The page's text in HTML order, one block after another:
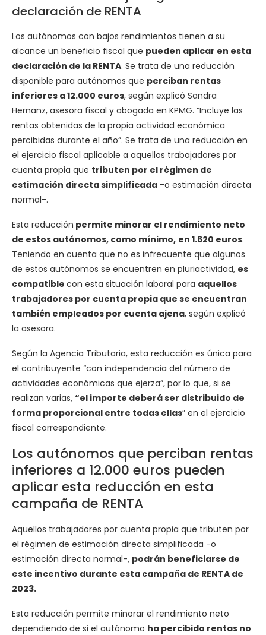
declaración de RENTA
Los autónomos con bajos rendimientos tienen a su
alcance un beneficio fiscal que pueden aplicar en esta
declaración de la RENTA. Se trata de una reducción
disponible para autónomos que perciban rentas
inferiores a 12.000 euros, según explicó Sandra
Hernanz, asesora fiscal y abogada en KPMG. “Incluye las
rentas obtenidas de la propia actividad económica
percibidas durante el año”. Se trata de una reducción en
el ejercicio fiscal aplicable a aquellos trabajadores por
cuenta propia que tributen por el régimen de
estimación directa simplificada -o estimación directa
normal-.
Esta reducción permite minorar el rendimiento neto
de estos autónomos, como mínimo, en 1.620 euros.
Teniendo en cuenta que no es infrecuente que algunos
de estos autónomos se encuentren en pluriactividad, es
compatible con esta situación laboral para aquellos
trabajadores por cuenta propia que se encuentran
también empleados por cuenta ajena, según explicó
la asesora.
Según la Agencia Tributaria, esta reducción es única para
el contribuyente “con independencia del número de
actividades económicas que ejerza”, por lo que, si se
realizan varias, “el importe deberá ser distribuido de
forma proporcional entre todas ellas” en el ejercicio
fiscal correspondiente.
Los autónomos que perciban rentas
inferiores a 12.000 euros pueden
aplicar esta reducción en esta
campaña de RENTA
Aquellos trabajadores por cuenta propia que tributen por
el régimen de estimación directa simplificada -o
estimación directa normal-, podrán beneficiarse de
este incentivo durante esta campaña de RENTA de
2023.
Esta reducción permite minorar el rendimiento neto
dependiendo de si el autónomo ha percibido rentas no